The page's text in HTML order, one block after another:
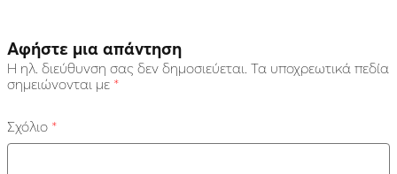
Αφήστε μια απάντηση
Η ηλ. διεύθυνση σας δεν δημοσιεύεται. Τα υποχρεωτικά πεδία
σημειώνονται με *
Σχόλιο *